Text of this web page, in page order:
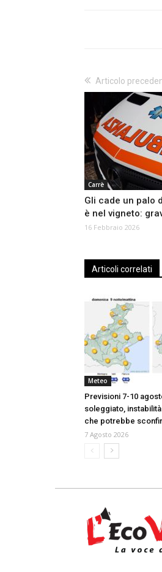
Articolo
Carrè
Gli cade un palo
è nel vigneto:
16 Febbraio 2026
Articoli correlati
Meteo
Previsioni 7-10
soleggiato,
che potrebbe
7 Agosto 2026